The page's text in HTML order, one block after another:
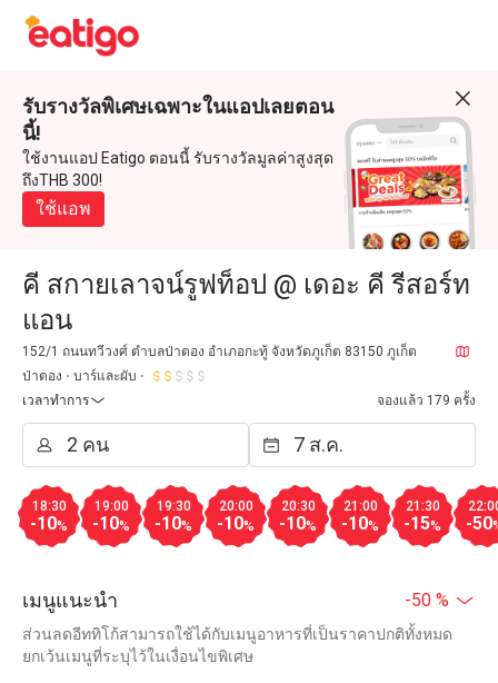
รับรางวัลพิเศษเฉพาะในแอปเลยตอน
นี้!
ใช้งานแอป Eatigo ตอนนี้ รับรางวัลมูลค่าสูงสุด
ถึงTHB 300!
ใช้แอพ
คี สกายเลาจน์รูฟท็อป @ เดอะ คี รีสอร์ท
แอน
152/1 ถนนทวีวงศ์ ตำบลป่าตอง อำเภอกะทู้ จังหวัดภูเก็ต 83150 ภูเก็ต
ป่าตอง
บาร์และผับ
เวลาทำการ
จองแล้ว 179 ครั้ง
18:30
-10%
19:00
-10%
19:30
-10%
20:00
-10%
20:30
-10%
21:00
-10%
21:30
-15% -50
เมนูแนะนำ -50 %
ส่วนลดอีททิโก้สามารถใช้ได้กับเมนูอาหารที่เป็นราคาปกติทั้งหมด
ยกเว้นเมนูที่ระบุไว้ในเงื่อนไขพิเศษ